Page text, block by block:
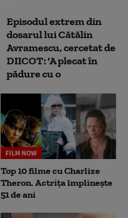
Episodul extrem din
dosarul lui Cătălin
Avramescu, cercetat de
DIICOT: 'A plecat în
pădure cu o
FILM NOW
Top 10 filme cu Charlize
Theron. Actrița împlinește
51 de ani